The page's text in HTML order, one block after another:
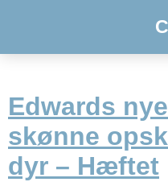
Edwards
skønne
dyr – Hæftet